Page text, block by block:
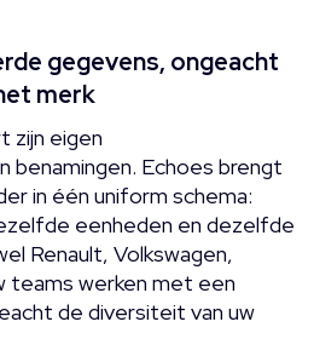
gegevens, ongeacht
merk
zijn eigen
Echoes brengt
in één uniform schema:
eenheden en dezelfde
Renault, Volkswagen,
teams werken met een
de diversiteit van uw